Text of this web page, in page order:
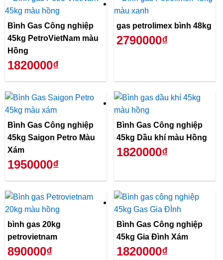
Bình Gas Công nghiệp
45kg PetroVietNam màu
Hồng
1820000₫
gas petrolimex bình 48kg
2790000₫
Bình Gas Công nghiệp
45kg Saigon Petro Màu
Xám
1950000₫
Bình Gas Công nghiệp
45kg Dầu khí màu Hồng
1820000₫
bình gas 20kg
petrovietnam
890000₫
Bình Gas Công nghiệp
45kg Gia Đình Xám
1820000₫